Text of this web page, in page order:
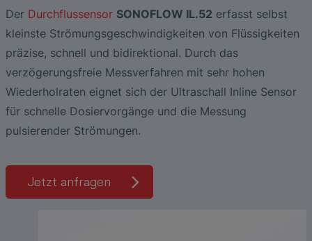
Der Durchflussensor SONOFLOW IL.52 erfasst selbst
kleinste Strömungsgeschwindigkeiten von Flüssigkeiten
präzise, schnell und bidirektional. Durch das
verzögerungsfreie Messverfahren mit sehr hohen
Wiederholraten eignet sich der Ultraschall Inline Sensor
für schnelle Dosiervorgänge und die Messung
pulsierender Strömungen.
Jetzt anfragen
CO.55 V3.0
Durchflusssensoren in Continuous
Processing & Single-Use Anwendungen
Vergleichstest von Durchflusssensoren
Dialysemaschinen
Durchflusssensor für System zur
Herzunterstützung
SONAPHONE DataSuite D
SONAPHONE DataSuite S
SteamExpert Modul
Ultraschallanalyse bei der Lecksuche an
Druckluftanlagen
Application of Ultrasound Technology
Energie in Dampf- und
Kondensatsystemen sparen
FAQ-L.5
FAQ-L.6
Ultraschallprüfköpfe
Zerstörungsfreie Prüfung von
Schubplatten in der Keramikproduktion